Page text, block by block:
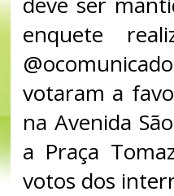
enquete
votaram a
na Avenida
a Praça
votos dos